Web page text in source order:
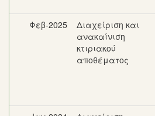
Φεβ-2025
Διαχείριση και
ανακαίνιση
κτιριακού
αποθέματος